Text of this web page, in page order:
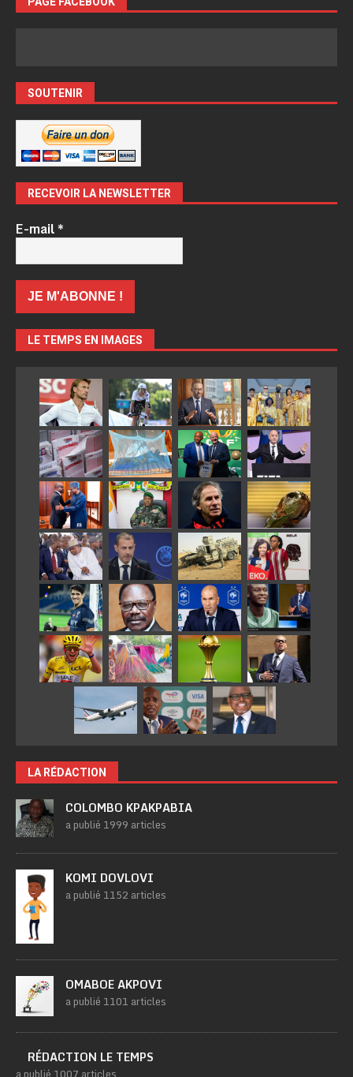
SOUTENIR
RECEVOIR LA NEWSLETTER
E-mail*
LE TEMPS EN IMAGES
LA RÉDACTION
COLOMBO KPAKPABIA
a publié 1999 articles
KOMI DOVLOVI
a publié 1152 articles
OMABOE AKPOVI
a publié 1101 articles
RÉDACTION LE TEMPS